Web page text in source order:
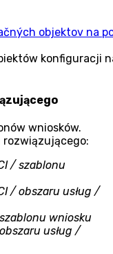
konfiguracji
wniosków.
rozwiązującego:
/ szablonu
/ obszaru usług /
wniosku
usług /